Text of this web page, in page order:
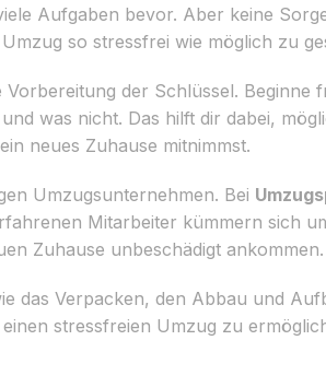
Aufgaben bevor. Aber keine
so stressfrei wie möglich zu
der Schlüssel. Beginne
was nicht. Das hilft dir dabei,
neues Zuhause mitnimmst.
Umzugsunternehmen. Bei
Mitarbeiter kümmern sich
Zuhause unbeschädigt ankommen.
das Verpacken, den Abbau und
stressfreien Umzug zu